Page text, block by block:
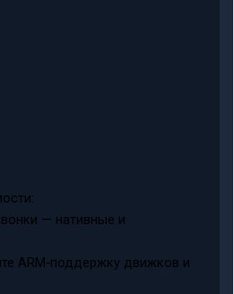
— нативные и
ARM‑поддержку движков и